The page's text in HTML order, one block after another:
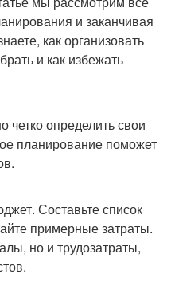
и заканчивая
как организовать
и как избежать
определить свои
планирование поможет
Составьте список
примерные затраты.
но и трудозатраты,